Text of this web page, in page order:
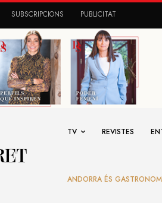
SUBSCRIPCIONS PUBLICITAT
TV REVISTES
ANDORRA ÉS